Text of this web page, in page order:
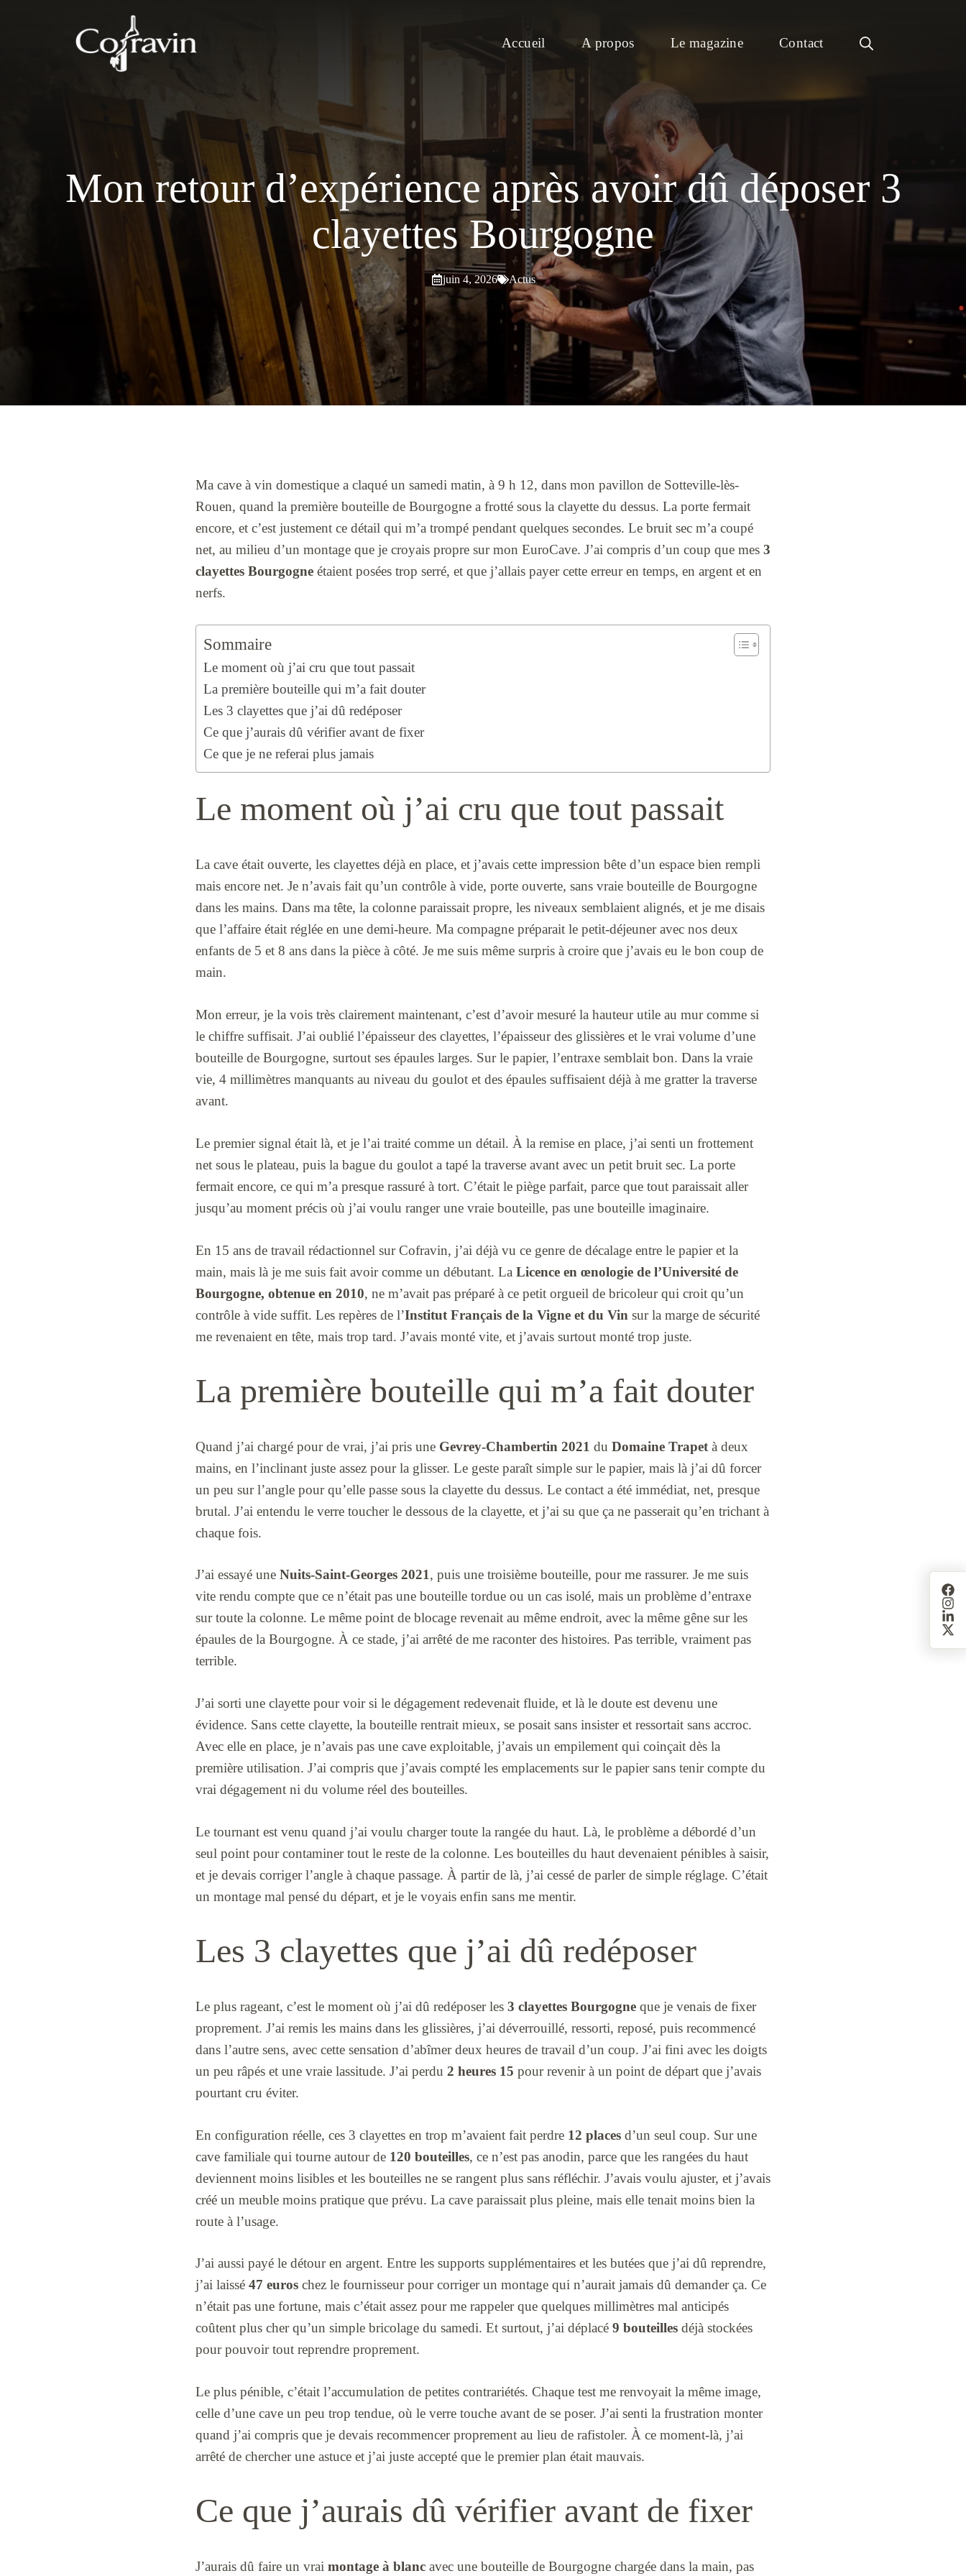
Accueil A propos Le magazine Contact
Mon retour d’expérience après avoir dû déposer 3
clayettes Bourgogne
juin 4, 2026 Actus
Ma cave à vin domestique a claqué un samedi matin, à 9 h 12, dans mon pavillon de Sotteville-lès-
Rouen, quand la première bouteille de Bourgogne a frotté sous la clayette du dessus. La porte fermait
encore, et c’est justement ce détail qui m’a trompé pendant quelques secondes. Le bruit sec m’a coupé
net, au milieu d’un montage que je croyais propre sur mon EuroCave. J’ai compris d’un coup que mes 3
clayettes Bourgogne étaient posées trop serré, et que j’allais payer cette erreur en temps, en argent et en
nerfs.
Sommaire
Le moment où j’ai cru que tout passait
La première bouteille qui m’a fait douter
Les 3 clayettes que j’ai dû redéposer
Ce que j’aurais dû vérifier avant de fixer
Ce que je ne referai plus jamais
Le moment où j’ai cru que tout passait
La cave était ouverte, les clayettes déjà en place, et j’avais cette impression bête d’un espace bien rempli
mais encore net. Je n’avais fait qu’un contrôle à vide, porte ouverte, sans vraie bouteille de Bourgogne
dans les mains. Dans ma tête, la colonne paraissait propre, les niveaux semblaient alignés, et je me disais
que l’affaire était réglée en une demi-heure. Ma compagne préparait le petit-déjeuner avec nos deux
enfants de 5 et 8 ans dans la pièce à côté. Je me suis même surpris à croire que j’avais eu le bon coup de
main.
Mon erreur, je la vois très clairement maintenant, c’est d’avoir mesuré la hauteur utile au mur comme si
le chiffre suffisait. J’ai oublié l’épaisseur des clayettes, l’épaisseur des glissières et le vrai volume d’une
bouteille de Bourgogne, surtout ses épaules larges. Sur le papier, l’entraxe semblait bon. Dans la vraie
vie, 4 millimètres manquants au niveau du goulot et des épaules suffisaient déjà à me gratter la traverse
avant.
Le premier signal était là, et je l’ai traité comme un détail. À la remise en place, j’ai senti un frottement
net sous le plateau, puis la bague du goulot a tapé la traverse avant avec un petit bruit sec. La porte
fermait encore, ce qui m’a presque rassuré à tort. C’était le piège parfait, parce que tout paraissait aller
jusqu’au moment précis où j’ai voulu ranger une vraie bouteille, pas une bouteille imaginaire.
En 15 ans de travail rédactionnel sur Cofravin, j’ai déjà vu ce genre de décalage entre le papier et la
main, mais là je me suis fait avoir comme un débutant. La Licence en œnologie de l’Université de
Bourgogne, obtenue en 2010, ne m’avait pas préparé à ce petit orgueil de bricoleur qui croit qu’un
contrôle à vide suffit. Les repères de l’Institut Français de la Vigne et du Vin sur la marge de sécurité
me revenaient en tête, mais trop tard. J’avais monté vite, et j’avais surtout monté trop juste.
La première bouteille qui m’a fait douter
Quand j’ai chargé pour de vrai, j’ai pris une Gevrey-Chambertin 2021 du Domaine Trapet à deux
mains, en l’inclinant juste assez pour la glisser. Le geste paraît simple sur le papier, mais là j’ai dû forcer
un peu sur l’angle pour qu’elle passe sous la clayette du dessus. Le contact a été immédiat, net, presque
brutal. J’ai entendu le verre toucher le dessous de la clayette, et j’ai su que ça ne passerait qu’en trichant à
chaque fois.
J’ai essayé une Nuits-Saint-Georges 2021, puis une troisième bouteille, pour me rassurer. Je me suis
vite rendu compte que ce n’était pas une bouteille tordue ou un cas isolé, mais un problème d’entraxe
sur toute la colonne. Le même point de blocage revenait au même endroit, avec la même gêne sur les
épaules de la Bourgogne. À ce stade, j’ai arrêté de me raconter des histoires. Pas terrible, vraiment pas
terrible.
J’ai sorti une clayette pour voir si le dégagement redevenait fluide, et là le doute est devenu une
évidence. Sans cette clayette, la bouteille rentrait mieux, se posait sans insister et ressortait sans accroc.
Avec elle en place, je n’avais pas une cave exploitable, j’avais un empilement qui coinçait dès la
première utilisation. J’ai compris que j’avais compté les emplacements sur le papier sans tenir compte du
vrai dégagement ni du volume réel des bouteilles.
Le tournant est venu quand j’ai voulu charger toute la rangée du haut. Là, le problème a débordé d’un
seul point pour contaminer tout le reste de la colonne. Les bouteilles du haut devenaient pénibles à saisir,
et je devais corriger l’angle à chaque passage. À partir de là, j’ai cessé de parler de simple réglage. C’était
un montage mal pensé du départ, et je le voyais enfin sans me mentir.
Les 3 clayettes que j’ai dû redéposer
Le plus rageant, c’est le moment où j’ai dû redéposer les 3 clayettes Bourgogne que je venais de fixer
proprement. J’ai remis les mains dans les glissières, j’ai déverrouillé, ressorti, reposé, puis recommencé
dans l’autre sens, avec cette sensation d’abîmer deux heures de travail d’un coup. J’ai fini avec les doigts
un peu râpés et une vraie lassitude. J’ai perdu 2 heures 15 pour revenir à un point de départ que j’avais
pourtant cru éviter.
En configuration réelle, ces 3 clayettes en trop m’avaient fait perdre 12 places d’un seul coup. Sur une
cave familiale qui tourne autour de 120 bouteilles, ce n’est pas anodin, parce que les rangées du haut
deviennent moins lisibles et les bouteilles ne se rangent plus sans réfléchir. J’avais voulu ajuster, et j’avais
créé un meuble moins pratique que prévu. La cave paraissait plus pleine, mais elle tenait moins bien la
route à l’usage.
J’ai aussi payé le détour en argent. Entre les supports supplémentaires et les butées que j’ai dû reprendre,
j’ai laissé 47 euros chez le fournisseur pour corriger un montage qui n’aurait jamais dû demander ça. Ce
n’était pas une fortune, mais c’était assez pour me rappeler que quelques millimètres mal anticipés
coûtent plus cher qu’un simple bricolage du samedi. Et surtout, j’ai déplacé 9 bouteilles déjà stockées
pour pouvoir tout reprendre proprement.
Le plus pénible, c’était l’accumulation de petites contrariétés. Chaque test me renvoyait la même image,
celle d’une cave un peu trop tendue, où le verre touche avant de se poser. J’ai senti la frustration monter
quand j’ai compris que je devais recommencer proprement au lieu de rafistoler. À ce moment-là, j’ai
arrêté de chercher une astuce et j’ai juste accepté que le premier plan était mauvais.
Ce que j’aurais dû vérifier avant de fixer
J’aurais dû faire un vrai montage à blanc avec une bouteille de Bourgogne chargée dans la main, pas